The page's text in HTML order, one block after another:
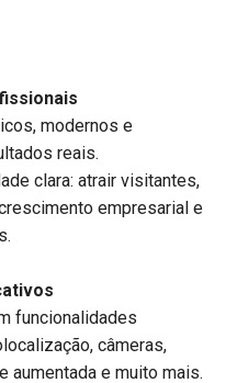
modernos e
reais.
clara: atrair visitantes,
empresarial e
funcionalidades
câmeras,
aumentada e muito mais.